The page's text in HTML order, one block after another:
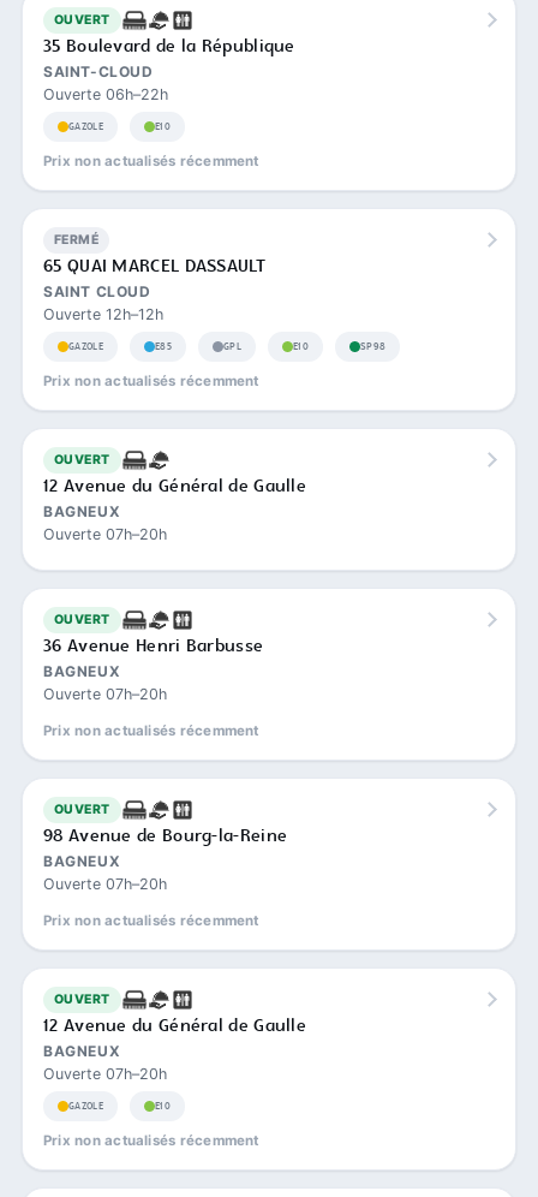
OUVERT
35 Boulevard de la République
SAINT-CLOUD
Ouverte 06h–22h
GAZOLE E10
Prix non actualisés récemment
FERMÉ
65 QUAI MARCEL DASSAULT
SAINT CLOUD
Ouverte 12h–12h
GAZOLE E85 GPL E10 SP98
Prix non actualisés récemment
OUVERT
12 Avenue du Général de Gaulle
BAGNEUX
Ouverte 07h–20h
OUVERT
36 Avenue Henri Barbusse
BAGNEUX
Ouverte 07h–20h
Prix non actualisés récemment
OUVERT
98 Avenue de Bourg-la-Reine
BAGNEUX
Ouverte 07h–20h
Prix non actualisés récemment
OUVERT
12 Avenue du Général de Gaulle
BAGNEUX
Ouverte 07h–20h
GAZOLE E10
Prix non actualisés récemment